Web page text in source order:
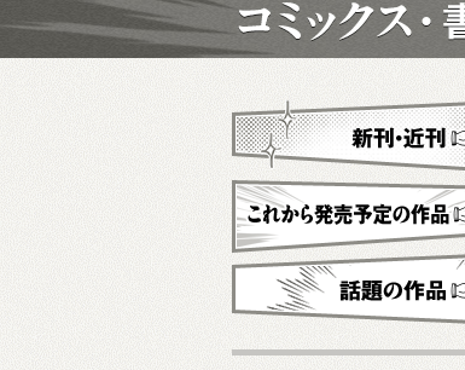
新刊・近刊
これから発売予定